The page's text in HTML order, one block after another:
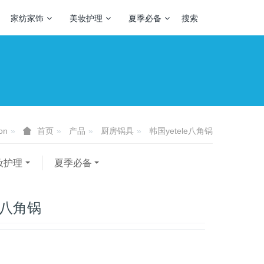
家纺家饰 美妆护理 夏季必备 搜索
首页 产品 厨房锅具 韩国yetele八角锅
护理 夏季必备
角锅